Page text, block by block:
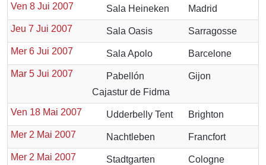
Ven 8 Jui 2007 Sala Heineken
Madrid
Jeu 7 Jui 2007
Sala Oasis
Sarragosse
Mer 6 Jui 2007
Sala Apolo
Barcelone
Mar 5 Jui 2007
Pabellón
Cajastur de Fidma
Gijon
Ven 18 Mai 2007 Udderbelly Tent
Brighton
Mer 2 Mai 2007
Nachtleben
Francfort
Mer 2 Mai 2007
Stadtgarten
Cologne